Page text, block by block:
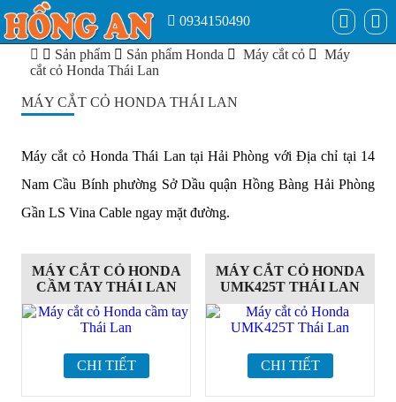
0934150490
Sản phẩm Sản phẩm Honda Máy cắt cỏ
Máy
cắt cỏ Honda Thái Lan
MÁY CẮT CỎ HONDA THÁI LAN
Máy cắt cỏ Honda Thái Lan tại Hải Phòng với Địa chỉ tại 14
Nam Cầu Bính phường Sở Dầu quận Hồng Bàng Hải Phòng
Gần LS Vina Cable ngay mặt đường.
MÁY CẮT CỎ HONDA
CẦM TAY THÁI LAN
CHI TIẾT
MÁY CẮT CỎ HONDA
UMK425T THÁI LAN
CHI TIẾT